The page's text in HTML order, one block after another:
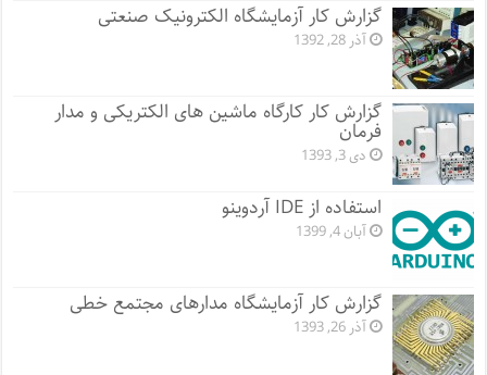
گزارش کار آزمایشگاه الکترونیک صنعتی
آذر 28, 1392
گزارش کار کارگاه ماشین های الکتریکی و مدار
فرمان
دی 3, 1393
استفاده از IDE آردوینو
آبان 4, 1399
گزارش کار آزمایشگاه مدارهای مجتمع خطی
آذر 26, 1393